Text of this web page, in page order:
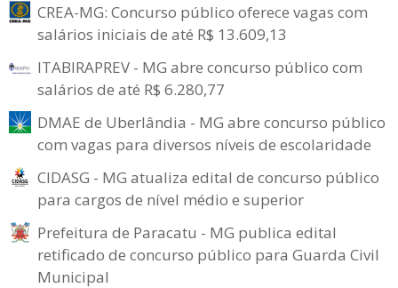
CREA-MG: Concurso público oferece vagas com
salários iniciais de até R$ 13.609,13
ITABIRAPREV - MG abre concurso público com
salários de até R$ 6.280,77
DMAE de Uberlândia - MG abre concurso público
com vagas para diversos níveis de escolaridade
CIDASG - MG atualiza edital de concurso público
para cargos de nível médio e superior
Prefeitura de Paracatu - MG publica edital
retificado de concurso público para Guarda Civil
Municipal